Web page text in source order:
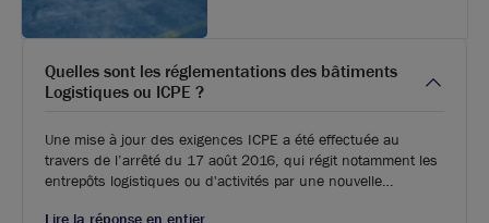
Quelles sont les réglementations des bâtiments
Logistiques ou ICPE ?
Une mise à jour des exigences ICPE a été effectuée au
travers de l’arrêté du 17 août 2016, qui régit notamment les
entrepôts logistiques ou d'activités par une nouvelle
Lire la réponse en entier